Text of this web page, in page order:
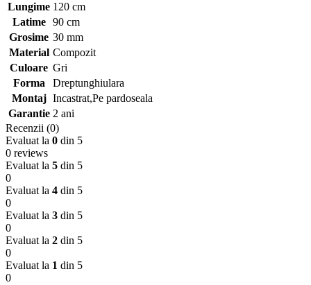
Lungime 120 cm
Latime
90 cm
Grosime 30 mm
Material Compozit
Culoare Gri
Forma
Dreptunghiulara
Montaj Incastrat,Pe pardoseala
Garantie 2 ani
Recenzii (0)
Evaluat la 0 din 5
0 reviews
Evaluat la 5 din 5
0
Evaluat la 4 din 5
0
Evaluat la 3 din 5
0
Evaluat la 2 din 5
0
Evaluat la 1 din 5
0